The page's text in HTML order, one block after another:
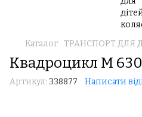
Каталог ТРАНСПОРТ ДЛЯ
Квадроцикл M
Артикул: 338877 Написати